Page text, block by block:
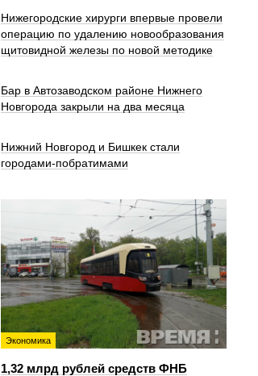
Нижегородские хирурги впервые провели
операцию по удалению новообразования
щитовидной железы по новой методике
Бар в Автозаводском районе Нижнего
Новгорода закрыли на два месяца
Нижний Новгород и Бишкек стали
городами-побратимами
Экономика
1,32 млрд рублей средств ФНБ